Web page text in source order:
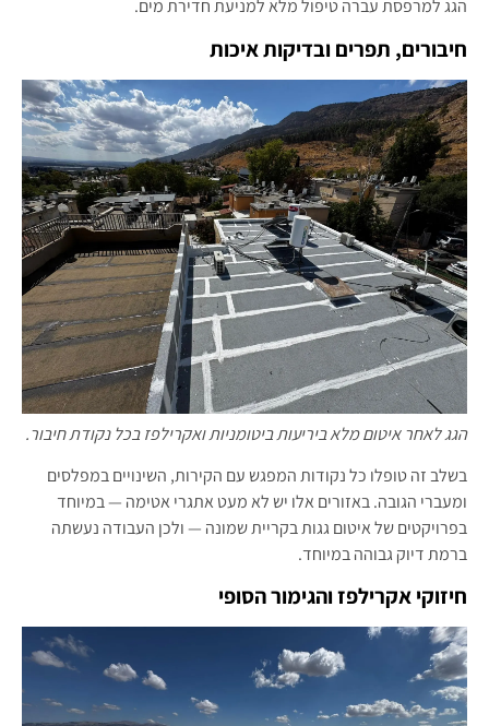
הגג למרפסת עברה טיפול מלא למניעת חדירת מים.
חיבורים, תפרים ובדיקות איכות
הגג לאחר איטום מלא ביריעות ביטומניות ואקרילפז בכל נקודת חיבור.
בשלב זה טופלו כל נקודות המפגש עם הקירות, השינויים במפלסים
ומעברי הגובה. באזורים אלו יש לא מעט אתגרי אטימה — במיוחד
בפרויקטים של איטום גגות בקריית שמונה — ולכן העבודה נעשתה
ברמת דיוק גבוהה במיוחד.
חיזוקי אקרילפז והגימור הסופי